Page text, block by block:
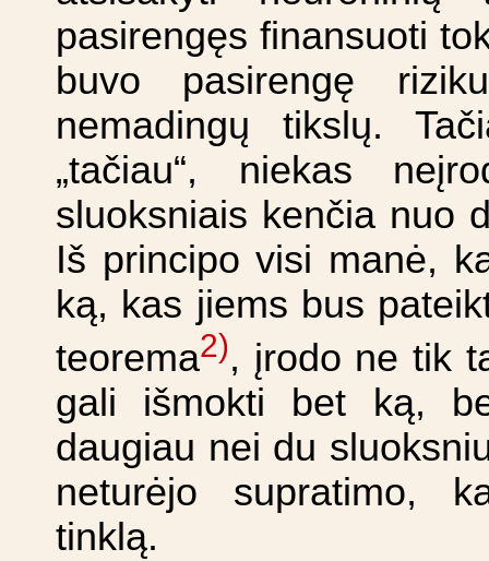
pasirengęs finansuoti
buvo pasirengę
nemadingų tikslų.
„tačiau“, niekas
sluoksniais kenčia nuo
Iš principo visi manė,
ką, kas jiems bus
teorema2), įrodo ne tik
gali išmokti bet ką,
daugiau nei du
neturėjo supratimo,
tinklą.